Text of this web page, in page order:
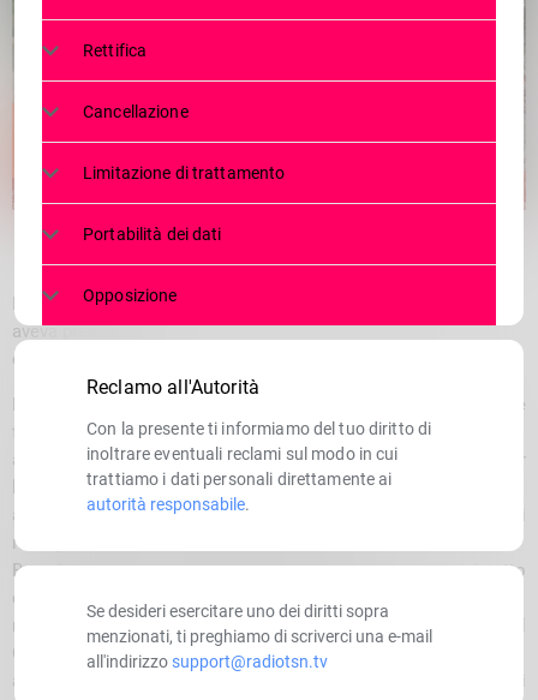
La soddisfazione dell’Amministrazione
aveva presentato la
candidatura
Per la città di Sondrio si chiude una settimana entusiasmante
fatta di sport, di
agonismo, di incontri e di amicizia: un obiettivo raggiunto per
l’Amministrazione comunale che, nel 2021,
aveva presentato la candidatura per il Campionati mondiali di
rafting alla Federazione italiana presieduta da
Benedetto Del Zoppo, suggellando la collaborazione già in atto
con Indomita River e ponendo le basi per la
realizzazione di nuovi progetti. Nello stesso anno, infatti, il
Comune aveva autorizzato la società sportiva ad
accedere al Parco Bartesaghi per
Rettifica
Cancellazione
Limitazione di trattamento
Portabilità dei dati
Opposizione
Reclamo all'Autorità
Con la presente ti informiamo del tuo diritto di
inoltrare eventuali reclami sul modo in cui
trattiamo i dati personali direttamente ai
autorità responsabile.
Se desideri esercitare uno dei diritti sopra
menzionati, ti preghiamo di scriverci una e-mail
all'indirizzo support@radiotsn.tv